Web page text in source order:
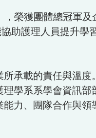
榮獲團體總冠軍及
助護理人員提升學
承載的責任與溫度
學系系學會資訊部
力、團隊合作與領